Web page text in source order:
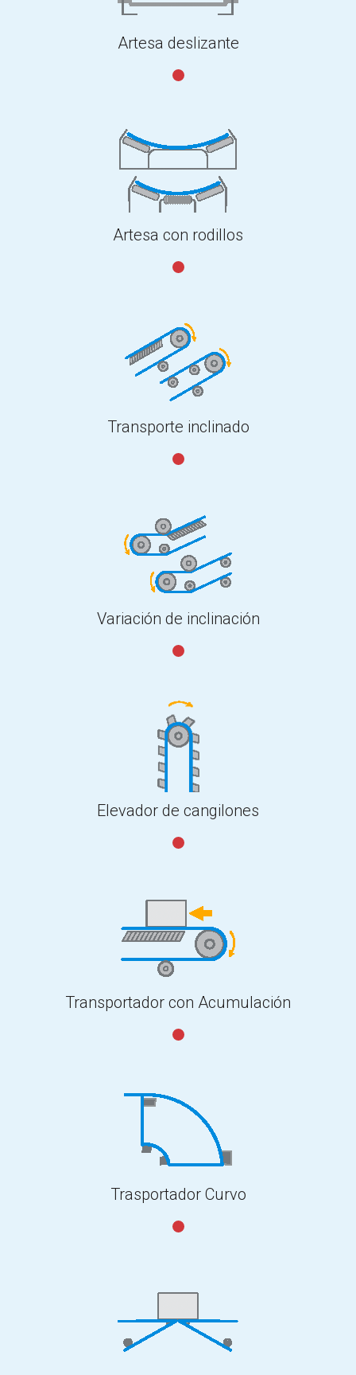
Artesa deslizante
Artesa con rodillos
Transporte inclinado
Variación de inclinación
Elevador de cangilones
Transportador con Acumulación
Trasportador Curvo